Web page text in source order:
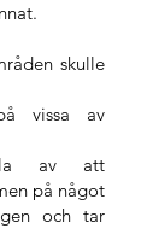
skulle
vissa av
av att
på något
och tar